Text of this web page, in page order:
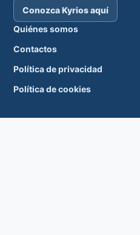
Fichas individuales
Familias
¿Cómo obtener ayuda?
Acceso remoto
Conozca Kyrios aquí
Quiénes somos
Contactos
Política de privacidad
Política de cookies